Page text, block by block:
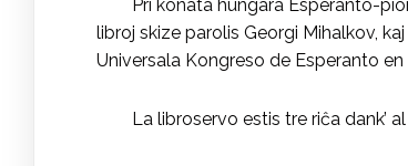
Pri konata hungara Esperanto-
libroj skize parolis Georgi Mihalkov,
Universala Kongreso de Esperanto
La libroservo estis tre riĉa dank’